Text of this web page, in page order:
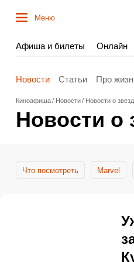
Меню
Афиша и билеты Онлайн
Новости Статьи Про
Киноафиша Новости Новости о
Новости о
Что посмотреть Marvel